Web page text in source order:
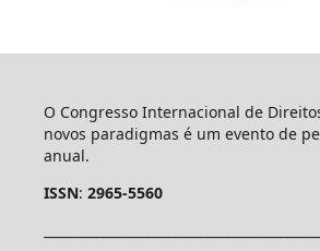
O Congresso Internacional de
novos paradigmas é um evento de
anual.
ISSN: 2965-5560